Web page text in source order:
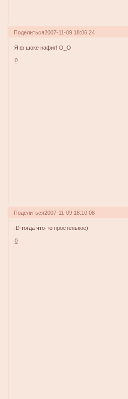
Поделиться2007-11-09 18:06:24
Я ф шоке нафиг! О_О
0
Поделиться2007-11-09 18:10:08
:D тогда что-то простенькое)
0